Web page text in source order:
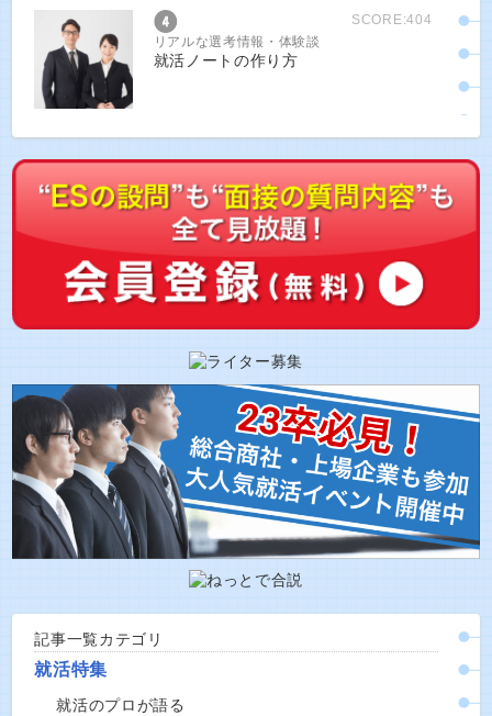
SCORE:404
リアルな選考情報・体験談
就活ノートの作り方
記事一覧カテゴリ
就活特集
就活のプロが語る